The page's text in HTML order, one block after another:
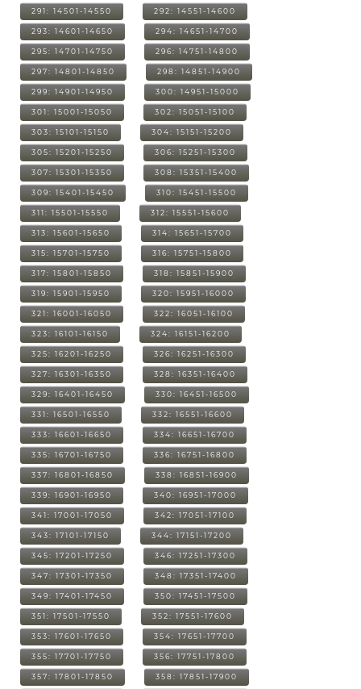
291: 14501-14550 292: 14551-14600
293: 14601-14650 294: 14651-14700
295: 14701-14750 296: 14751-14800
297: 14801-14850 298: 14851-14900
299: 14901-14950 300: 14951-15000
301: 15001-15050 302: 15051-15100
303: 15101-15150 304: 15151-15200
305: 15201-15250 306: 15251-15300
307: 15301-15350 308: 15351-15400
309: 15401-15450 310: 15451-15500
311: 15501-15550 312: 15551-15600
313: 15601-15650 314: 15651-15700
315: 15701-15750 316: 15751-15800
317: 15801-15850 318: 15851-15900
319: 15901-15950 320: 15951-16000
321: 16001-16050 322: 16051-16100
323: 16101-16150 324: 16151-16200
325: 16201-16250 326: 16251-16300
327: 16301-16350 328: 16351-16400
329: 16401-16450 330: 16451-16500
331: 16501-16550 332: 16551-16600
333: 16601-16650 334: 16651-16700
335: 16701-16750 336: 16751-16800
337: 16801-16850 338: 16851-16900
339: 16901-16950 340: 16951-17000
341: 17001-17050 342: 17051-17100
343: 17101-17150 344: 17151-17200
345: 17201-17250 346: 17251-17300
347: 17301-17350 348: 17351-17400
349: 17401-17450 350: 17451-17500
351: 17501-17550 352: 17551-17600
353: 17601-17650 354: 17651-17700
355: 17701-17750 356: 17751-17800
357: 17801-17850 358: 17851-17900